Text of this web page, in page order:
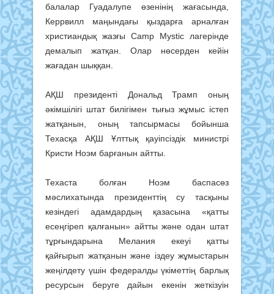
балалар Гуадалупе өзенінің жағасында,
Керрвилл маңындағы қыздарға арналған
христиандық жазғы Camp Mystic лагерінде
демалып жатқан. Олар нөсерден кейін
жағадан шыққан.
АҚШ президенті Дональд Трамп оның
әкімшілігі штат билігімен тығыз жұмыс істеп
жатқанын, оның тапсырмасы бойынша
Техасқа АҚШ Ұлттық қауіпсіздік министрі
Кристи Ноэм барғанын айтты.
Техаста болған Ноэм баспасөз
мәслихатында президенттің су тасқыны
кезіндегі адамдардың қазасына «қатты
есеңгіреп қалғанын» айтты және одан штат
тұрғындарына Мелания екеуі қатты
қайғырып жатқанын және іздеу жұмыстарын
жеңілдету үшін федералды үкіметтің барлық
ресурсын беруге дайын екенін жеткізуін